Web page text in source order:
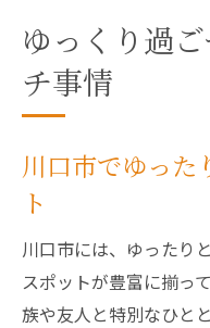
ゆっくり過
チ事情
川口市でゆった
ト
川口市には、ゆったり
スポットが豊富に揃っ
族や友人と特別なひと